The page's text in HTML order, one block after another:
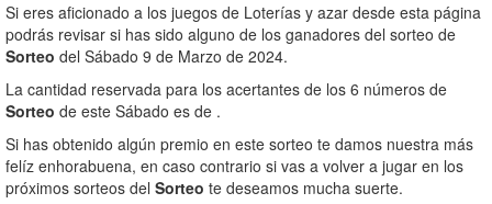
Si eres aficionado a los juegos de Loterías y azar desde esta página
podrás revisar si has sido alguno de los ganadores del sorteo de
Sorteo del Sábado 9 de Marzo de 2024.
La cantidad reservada para los acertantes de los 6 números de
Sorteo de este Sábado es de .
Si has obtenido algún premio en este sorteo te damos nuestra más
felíz enhorabuena, en caso contrario si vas a volver a jugar en los
próximos sorteos del Sorteo te deseamos mucha suerte.